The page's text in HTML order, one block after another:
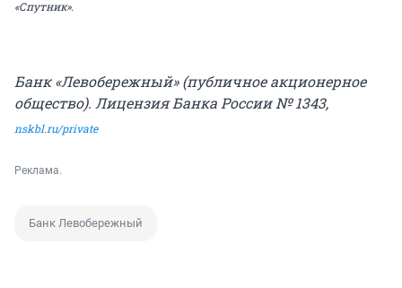
«Спутник».
Банк «Левобережный» (публичное акционерное
общество). Лицензия Банка России№ 1343,
nskbl.ru/private
Реклама.
Банк Левобережный